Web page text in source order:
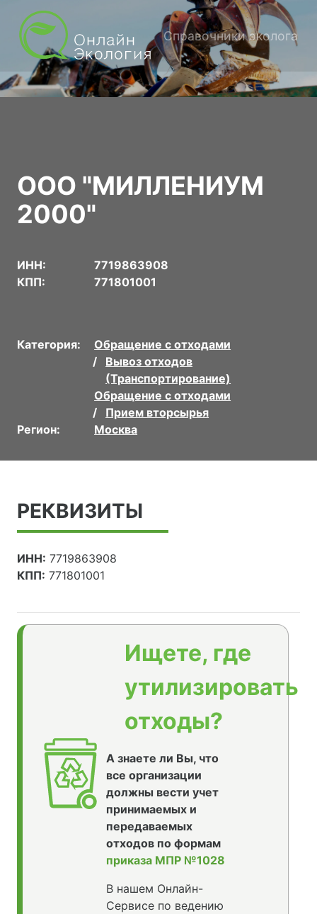
Справочники эколога
ООО "МИЛЛЕНИУМ
2000"
ИНН:
7719863908
КПП:
771801001
Категория:
Обращение с отходами
Вывоз отходов
(Транспортирование)
Обращение с отходами
Прием вторсырья
Регион:
Москва
РЕКВИЗИТЫ
ИНН: 7719863908
КПП: 771801001
Ищете, где
утилизировать
отходы?
А знаете ли Вы, что
все организации
должны вести учет
принимаемых и
передаваемых
отходов по формам
приказа МПР №1028
В нашем Онлайн-
Сервисе по ведению